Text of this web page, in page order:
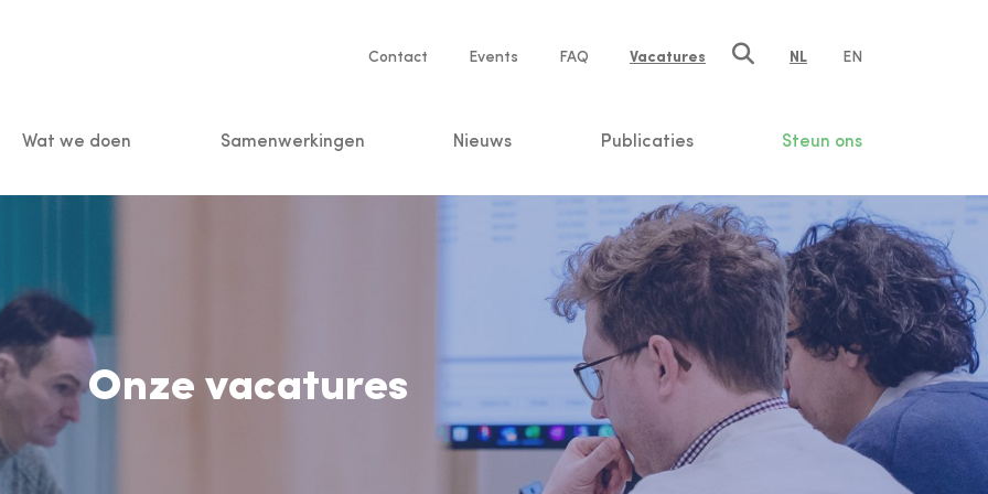
Service
Contact Events FAQ Vacatures NL EN
Wat we doen Samenwerkingen Nieuws Publicaties Steun ons
Onze vacatures